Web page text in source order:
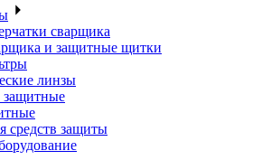
сварщика
и защитные щитки
линзы
средств защиты